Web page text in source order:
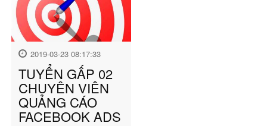
2019-03-23 08:17:33
TUYỂN GẤP 02
CHUYÊN VIÊN
QUẢNG CÁO
FACEBOOK ADS